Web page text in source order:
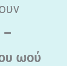
–
ωού